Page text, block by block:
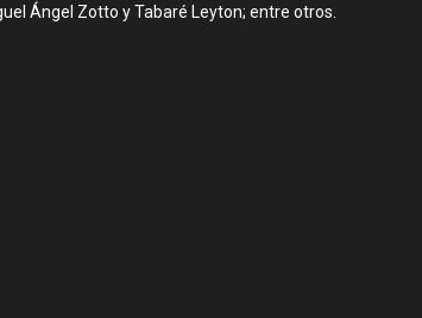
Ángel Zotto y Tabaré Leyton; entre otros.